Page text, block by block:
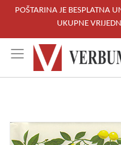
POŠTARINA JE BESPLATNA
UKUPNE
to
Content
Skip
to